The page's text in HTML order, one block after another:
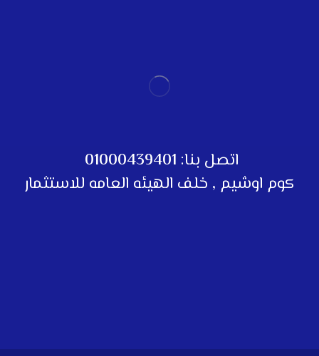
اتصل بنا: 01000439401
كوم اوشيم , خلف الهيئه العامه للاستثمار